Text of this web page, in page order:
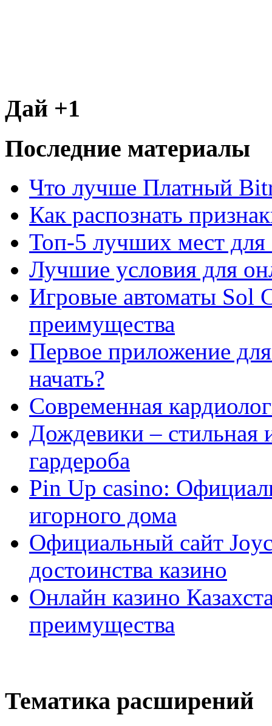
Дай +1
Последние материалы
Что лучше Платный
Как распознать
Топ-5 лучших мест для
Лучшие условия для
Игровые автоматы Sol
преимущества
Первое приложение
начать?
Современная
Дождевики – стильная
гардероба
Pin Up casino:
игорного дома
Официальный сайт
достоинства казино
Онлайн казино
преимущества
Тематика расширений